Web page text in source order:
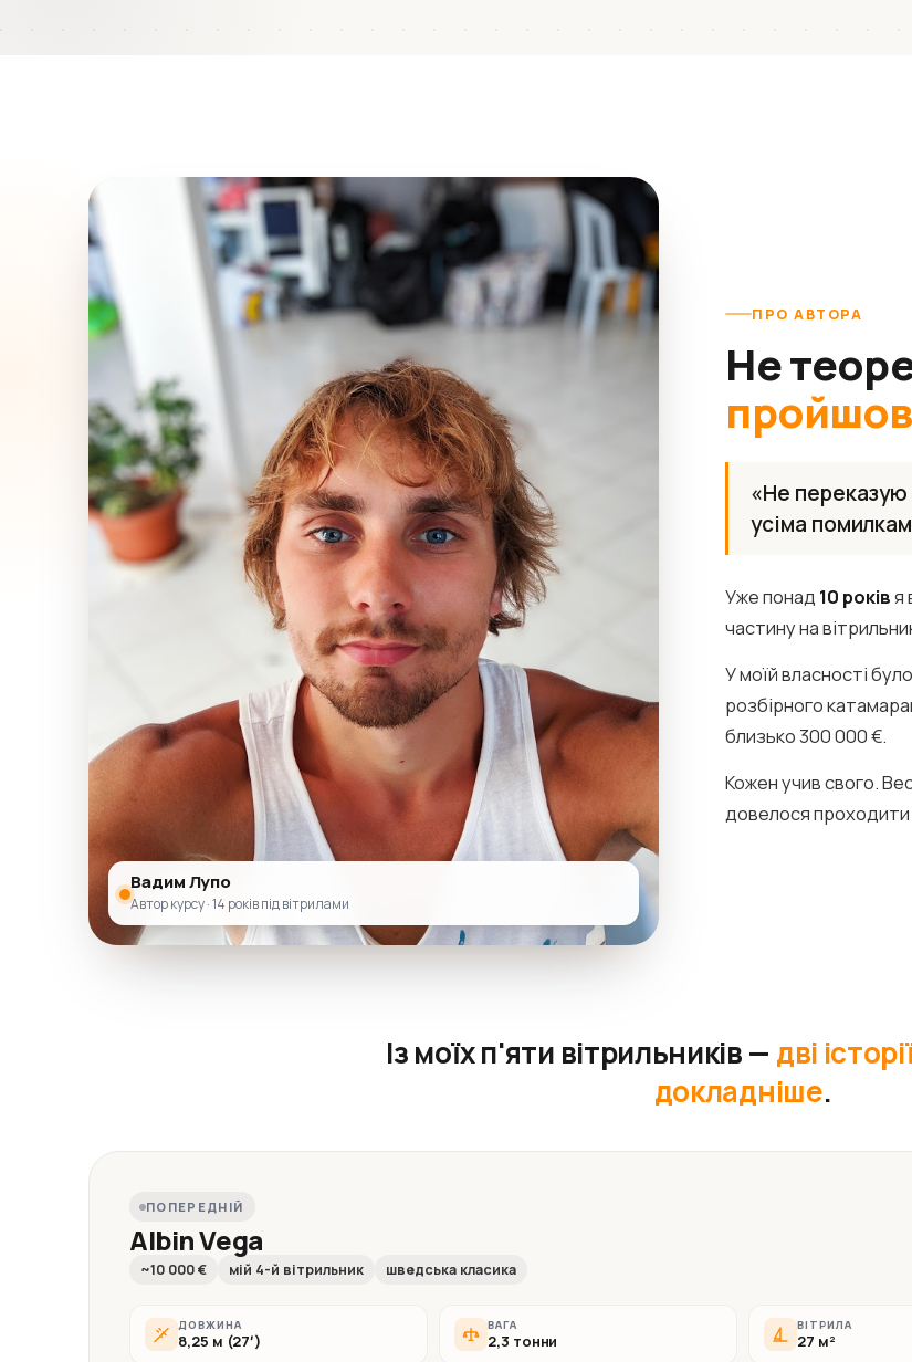
Вадим Лупо
Автор курсу · 14 років під вітрилами
ПРО АВТОРА
Не
«Не
усіма
Уже понад 10 роківя
частину на
У моїй власності було
розбірного
близько 300 000 €.
Кожен учив свого.
довелося проходити
Із моїх п'яти вітрильників — дві
докладніше.
ПОПЕРЕДНІЙ
Albin Vega
~10 000 € мій 4-й вітрильник шведська класика
ДОВЖИНА
8,25 м (27′)
ВАГА
2,3 тонни
ВІТРИЛА
27 м²